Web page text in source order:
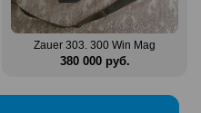
Zauer 303. 300 Win Mag
380 000 руб.